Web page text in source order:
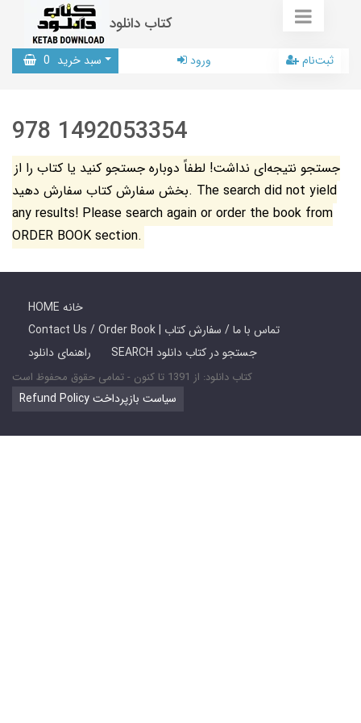
کتاب دانلود
سبد خرید 0 ورود ثبت‌نام
978 1492053354
جستجو نتیجه‌ای نداشت! لطفاً دوباره جستجو کنید یا کتاب را از
بخش سفارش کتاب سفارش دهید. The search did not yield
any results! Please search again or order the book from
ORDER BOOK section.
HOME خانه
Contact Us / Order Book | تماس با ما / سفارش کتاب
راهنمای دانلود
SEARCH جستجو در کتاب دانلود
کتاب دانلود: از 1391 تا کنون - تمامی حقوق محفوظ است
Refund Policy سیاست بازپرداخت